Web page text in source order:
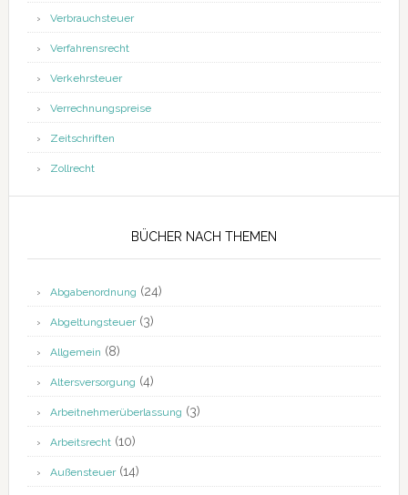
Verbrauchsteuer
Verfahrensrecht
Verkehrsteuer
Verrechnungspreise
Zeitschriften
Zollrecht
BÜCHER NACH THEMEN
Abgabenordnung (24)
Abgeltungsteuer(3)
Allgemein (8)
Altersversorgung (4)
Arbeitnehmerüberlassung (3)
Arbeitsrecht(10)
Außensteuer(14)